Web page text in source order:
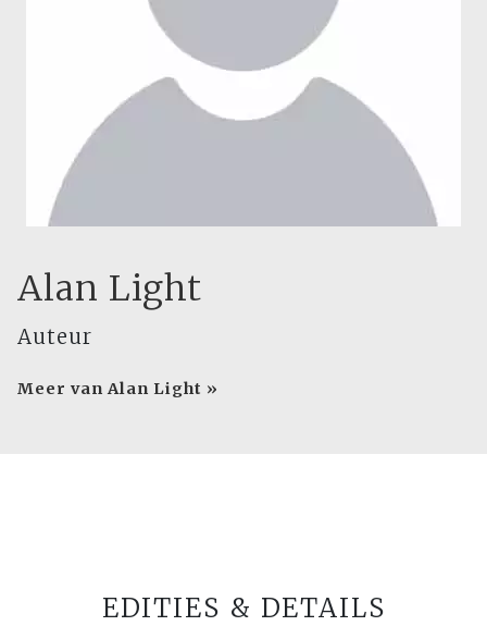
Alan Light
Auteur
Meer van Alan Light »
EDITIES & DETAILS